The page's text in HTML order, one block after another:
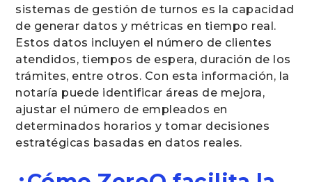
sistemas de gestión de turnos es la capacidad
de generar datos y métricas en tiempo real.
Estos datos incluyen el número de clientes
atendidos, tiempos de espera, duración de los
trámites, entre otros. Con esta información, la
notaría puede identificar áreas de mejora,
ajustar el número de empleados en
determinados horarios y tomar decisiones
estratégicas basadas en datos reales.